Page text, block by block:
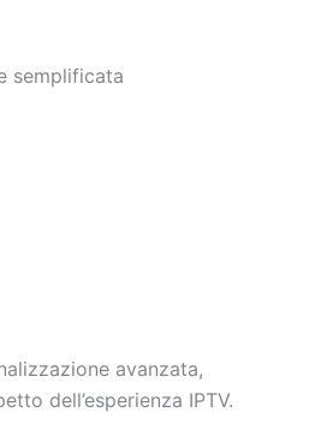
semplificata
avanzata,
dell’esperienza IPTV.